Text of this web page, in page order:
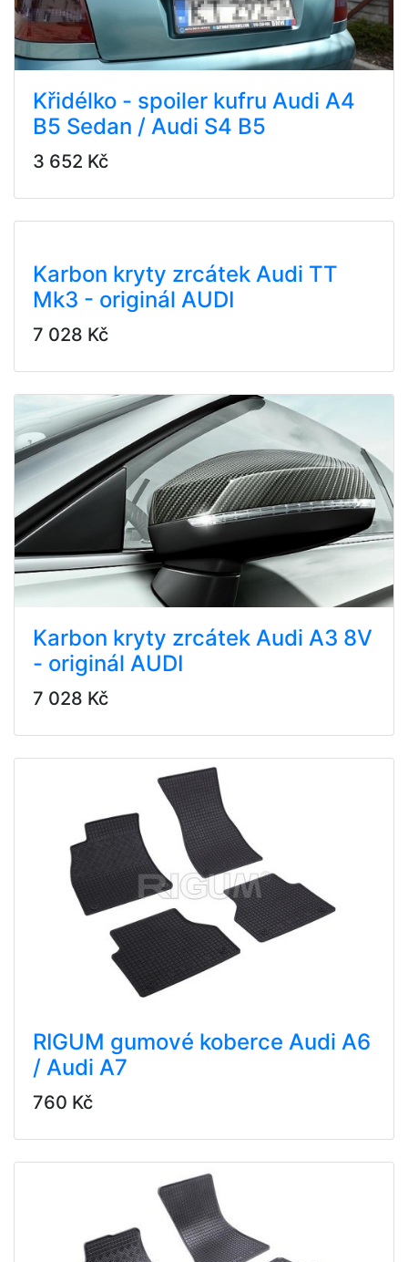
Křidélko - spoiler kufru Audi A4
B5 Sedan / Audi S4 B5
3 652 Kč
Karbon kryty zrcátek Audi TT
Mk3 - originál AUDI
7 028 Kč
Karbon kryty zrcátek Audi A3 8V
- originál AUDI
7 028 Kč
RIGUM gumové koberce Audi A6
/ Audi A7
760 Kč